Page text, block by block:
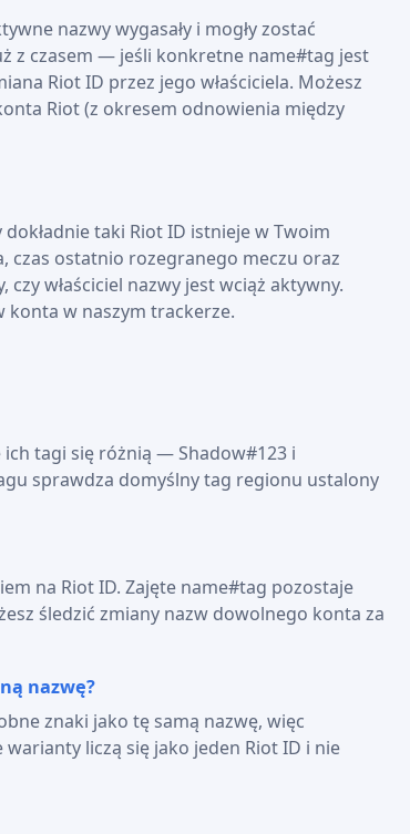
nazwy wygasały i mogły zostać
z czasem — jeśli konkretne name#tag jest
Riot ID przez jego właściciela. Możesz
Riot (z okresem odnowienia między
taki Riot ID istnieje w Twoim
czas ostatnio rozegranego meczu oraz
właściciel nazwy jest wciąż aktywny.
konta w naszym trackerze.
ich tagi się różnią — Shadow#123 i
sprawdza domyślny tag regionu ustalony
na Riot ID. Zajęte name#tag pozostaje
śledzić zmiany nazw dowolnego konta za
nazwę?
znaki jako tę samą nazwę, więc
warianty liczą się jako jeden Riot ID i nie